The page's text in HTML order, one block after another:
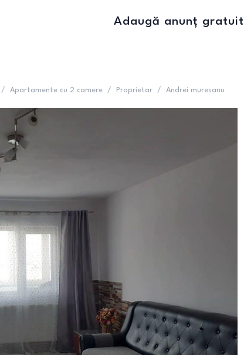
Adaugă anunț gratuit
/ Apartamente cu 2 camere / Proprietar / Andrei muresanu